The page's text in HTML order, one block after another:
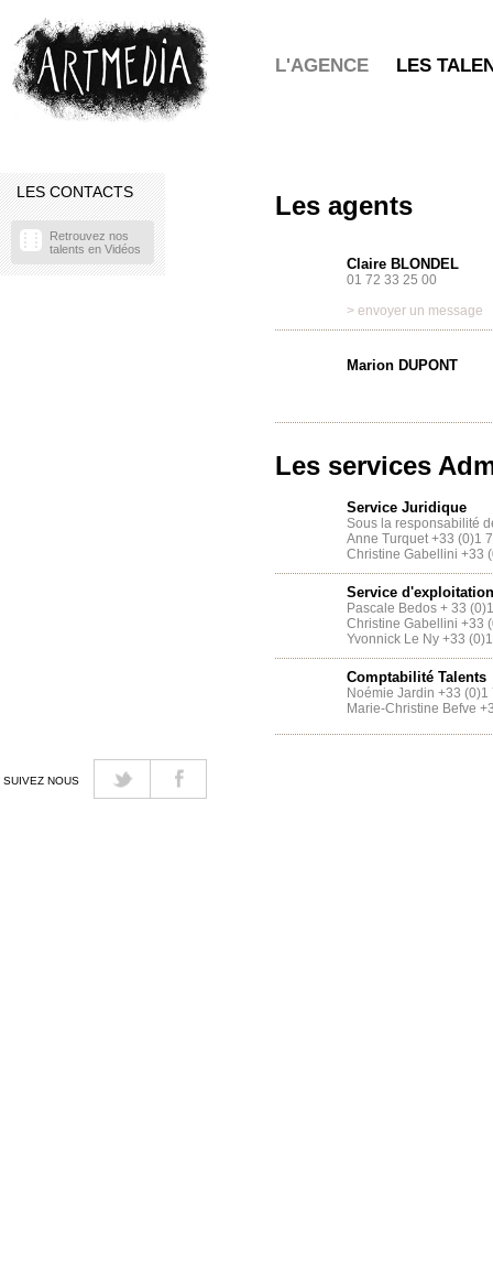
L'AGENCE LES
LES CONTACTS
Retrouvez nos
talents en Vidéos
Les agents
Claire BLONDEL
01 72 33 25 00
> envoyer un message
Marion DUPONT
Les services
Service Juridique
Sous la responsabilité
Anne Turquet +33 (0)1
Christine Gabellini +33
Service
Pascale Bedos + 33
Christine Gabellini +33
Yvonnick Le Ny +33
Comptabilité Talents
Noémie Jardin +33
Marie-Christine Befve
SUIVEZ NOUS